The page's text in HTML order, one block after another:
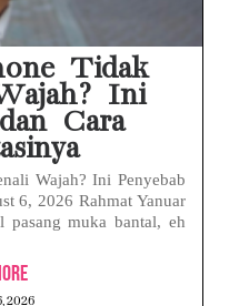
Tidak
Ini
Cara
Wajah? Ini Penyebab
6, 2026 Rahmat Yanuar
muka bantal, eh
2026